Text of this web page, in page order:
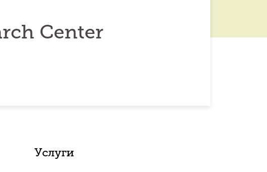
Center
Услуги